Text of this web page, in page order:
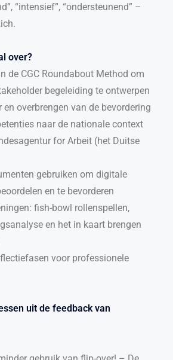
“intensief”, “ondersteunend” –
over?
de CGC Roundabout Method om
begeleiding te ontwerpen
en overbrengen van de bevordering
naar de nationale context
for Arbeit (het Duitse
gebruiken om digitale
en te bevorderen
fish-bowl rollenspellen,
en het in kaart brengen
voor professionele
uit de feedback van